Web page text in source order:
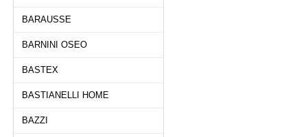
BARAUSSE
BARNINI OSEO
BASTEX
BASTIANELLI HOME
BAZZI